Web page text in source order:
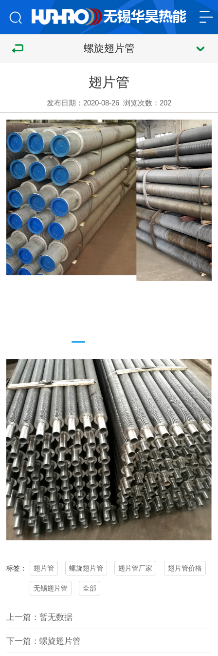
螺旋翅片管
翅片管
发布日期：2020-08-26 浏览次数： 202
标签： 翅片管 螺旋翅片管 翅片管厂家 翅片管价格
无锡翅片管 全部
上一篇：暂无数据
下一篇：螺旋翅片管